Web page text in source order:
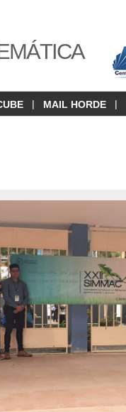
| MAIL HORDE |